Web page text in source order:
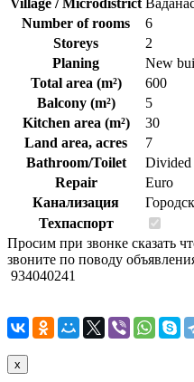
Number of rooms
6
Storeys
2
Planing
New
Total area (m²)
600
Balcony (m²)
5
Kitchen area (m²)
30
Land area, acres
7
Bathroom/Toilet
Divided
Repair
Euro
Канализация
Техпаспорт
Просим при звонке сказать
звоните по поводу
934040241
x